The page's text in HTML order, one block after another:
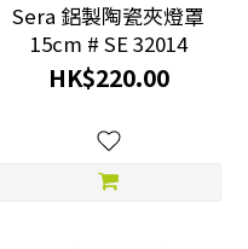
Sera 鋁製陶瓷夾燈罩
15cm # SE 32014
HK$220.00